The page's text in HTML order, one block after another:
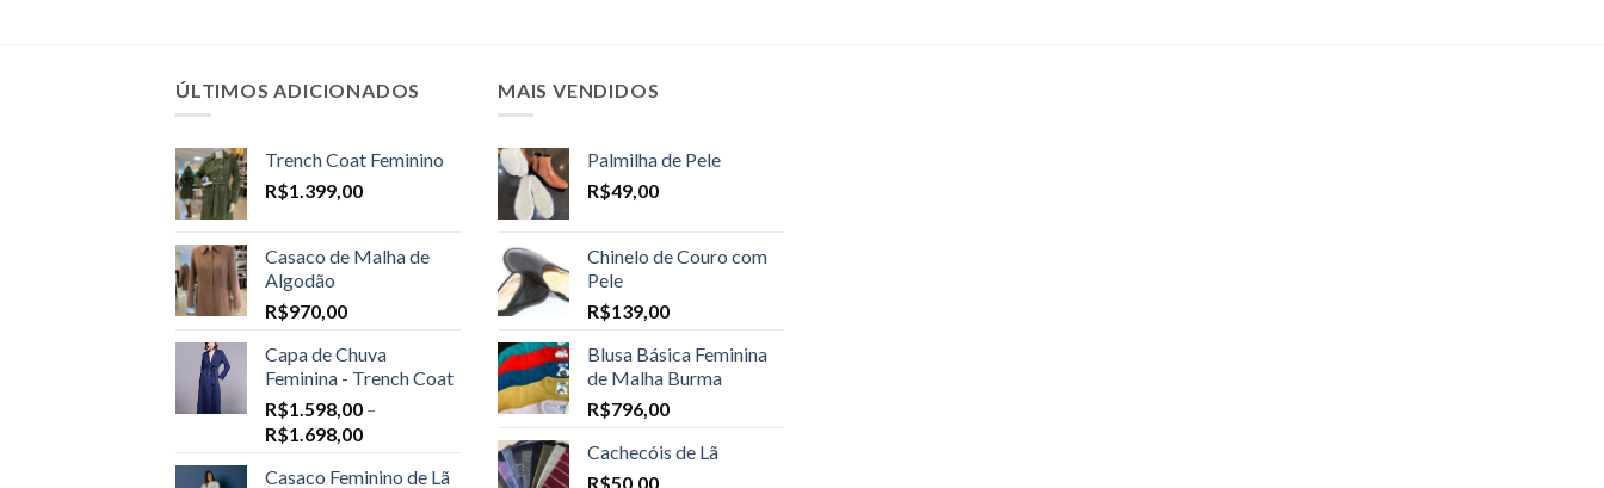
ÚLTIMOS ADICIONADOS
Trench Coat Feminino
R$1.399,00
Casaco de Malha de
Algodão
R$970,00
Capa de Chuva
Feminina - Trench Coat
R$1.598,00 –
R$1.698,00Price
R$1.598,00
Casaco Feminino de Lã
MAIS VENDIDOS
Palmilha de Pele
R$49,00
Chinelo de Couro com
Pele
R$139,00
Blusa Básica Feminina
de Malha Burma
R$796,00
Cachecóis de Lã
R$50,00